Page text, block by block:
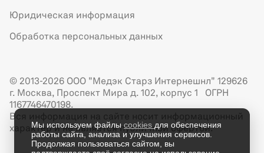
Юридическая информация
Обработка персональных данных
© 2013-2026 ООО "Медэк Старз Интернешнл" 129626
г. Москва, Проспект Мира д. 102, корпус 1 ОГРН
1167746470198.
Вся информация на сайте носит информационный
характер и не является публичной офертой.
Мы используем файлыcookies для обеспечения
работы сайта, анализа и улучшения сервисов.
Продолжая пользоваться сайтом, вы